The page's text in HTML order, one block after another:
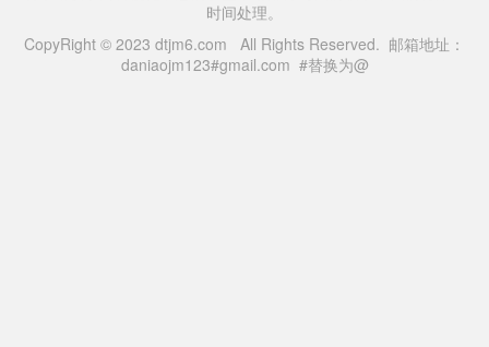
时间处理。
CopyRight © 2023 dtjm6.com All Rights Reserved. 邮箱地址：
daniaojm123#gmail.com #替换为@